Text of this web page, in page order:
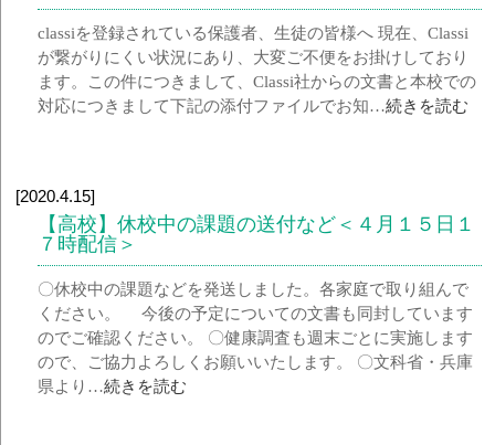
classiを登録されている保護者、生徒の皆様へ 現在、Classi
が繋がりにくい状況にあり、大変ご不便をお掛けしており
ます。この件につきまして、Classi社からの文書と本校での
対応につきまして下記の添付ファイルでお知…続きを読む
[2020.4.15]
【高校】休校中の課題の送付など＜４月１５日１
７時配信＞
〇休校中の課題などを発送しました。各家庭で取り組んで
ください。 今後の予定についての文書も同封しています
のでご確認ください。 〇健康調査も週末ごとに実施します
ので、ご協力よろしくお願いいたします。 〇文科省・兵庫
県より…続きを読む